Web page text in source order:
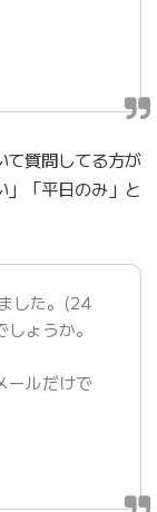
て質問してる方が
「平日のみ」と
した。(24
ょうか。
ールだけで